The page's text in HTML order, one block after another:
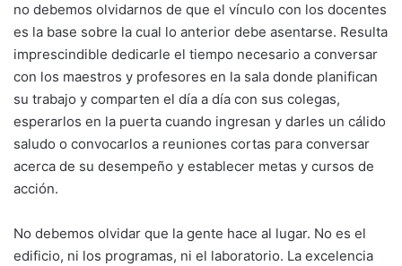
no debemos olvidarnos de que el vínculo con los docentes
es la base sobre la cual lo anterior debe asentarse. Resulta
imprescindible dedicarle el tiempo necesario a conversar
con los maestros y profesores en la sala donde planifican
su trabajo y comparten el día a día con sus colegas,
esperarlos en la puerta cuando ingresan y darles un cálido
saludo o convocarlos a reuniones cortas para conversar
acerca de su desempeño y establecer metas y cursos de
acción.
No debemos olvidar que la gente hace al lugar. No es el
edificio, ni los programas, ni el laboratorio. La excelencia